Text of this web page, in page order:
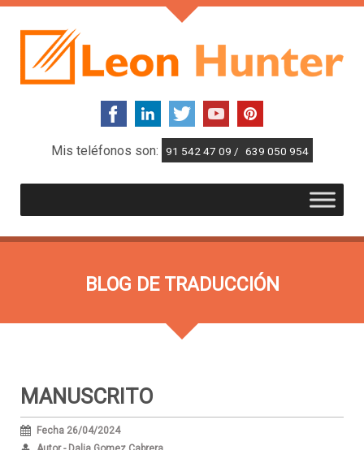
Mis teléfonos son: 91 542 47 09 / 639 050 954
BLOG DE TRADUCCIÓN
MANUSCRITO
Fecha 26/04/2024